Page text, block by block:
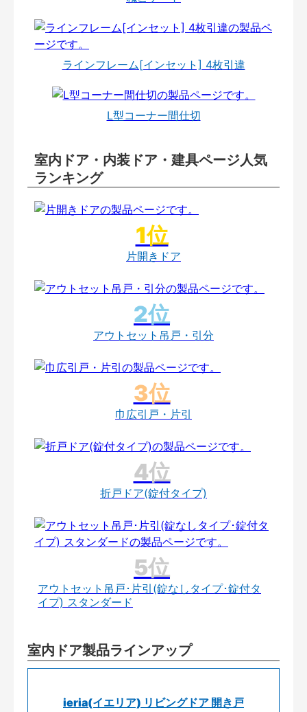
ラインフレーム[インセット] 4枚引違
L型コーナー間仕切
室内ドア・内装ドア・建具ページ人気
ランキング
片開きドア
アウトセット吊戸・引分
巾広引戸・片引
折戸ドア(錠付タイプ)
アウトセット吊戸･片引(錠なしタイプ･錠付タ
イプ) スタンダード
室内ドア製品ラインアップ
ieria(イエリア) リビングドア 開き戸